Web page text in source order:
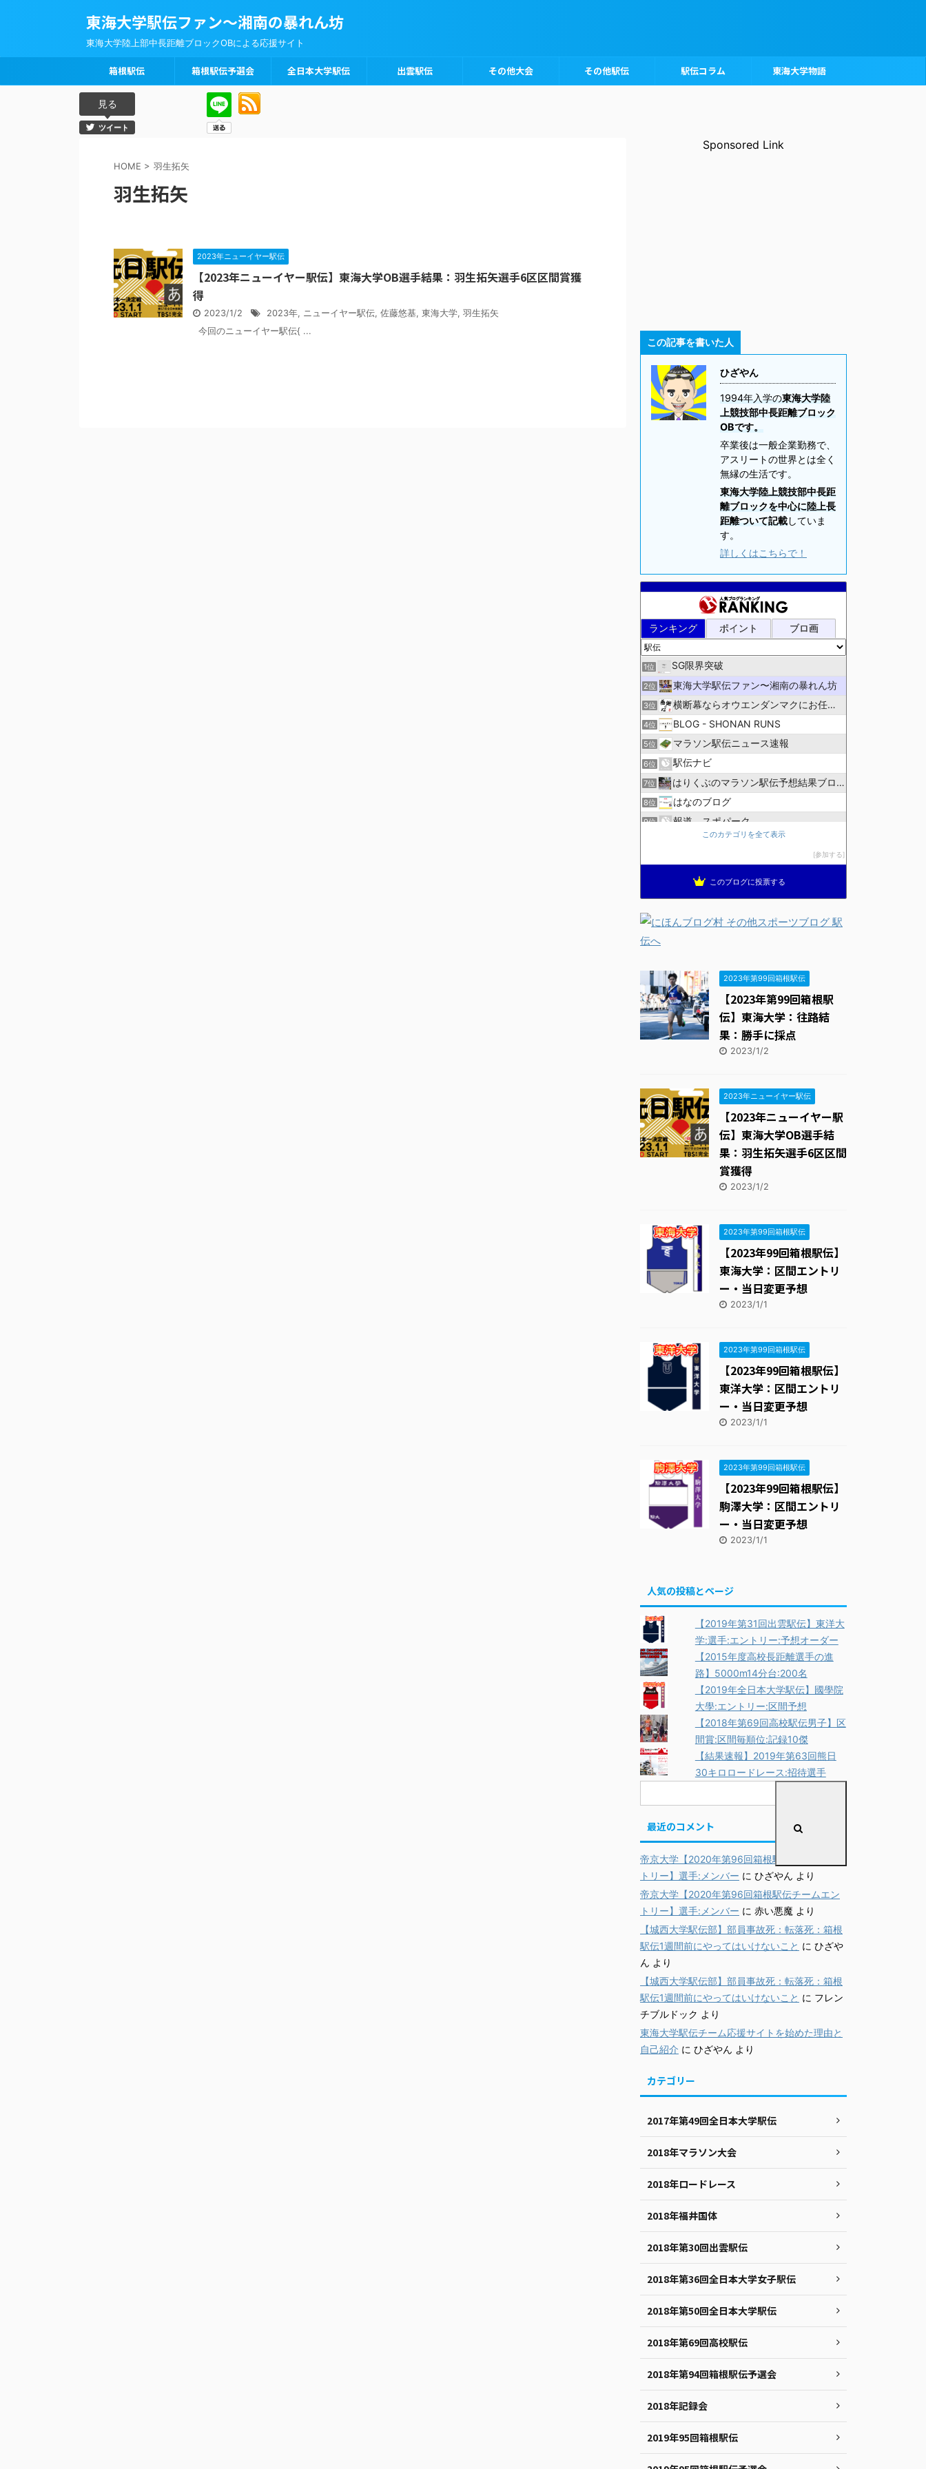
東海大学駅伝ファン～湘南の暴れん坊
東海大学陸上部中長距離ブロックOBによる応援サイト
箱根駅伝 箱根駅伝予選会 全日本大学駅伝 出雲駅伝 その他大会 その他駅伝 駅伝コラム 東海大学物語
見る
ツイート
HOME > 羽生拓矢
羽生拓矢
2023年ニューイヤー駅伝
【2023年ニューイヤー駅伝】東海大学OB選手結果：羽生拓矢選手6区区間賞獲
得
2023/1/2 2023年, ニューイヤー駅伝, 佐藤悠基, 東海大学, 羽生拓矢
今回のニューイヤー駅伝{ ...
Sponsored Link
この記事を書いた人
ひざやん
1994年入学の東海大学陸
上競技部中長距離ブロック
OBです。
卒業後は一般企業勤務で、
アスリートの世界とは全く
無縁の生活です。
東海大学陸上競技部中長距
離ブロックを中心に陸上長
距離ついて記載していま
す。
詳しくはこちらで！
ランキング ポイント ブロ画
1位 SG限界突破
2位 東海大学駅伝ファン〜湘南の暴れん坊
3位 横断幕ならオウエンダンマクにお任せ！
4位 BLOG - SHONAN RUNS
5位 マラソン駅伝ニュース速報
6位 駅伝ナビ
7位 はりくぶのマラソン駅伝予想結果ブログ
8位 はなのブログ
9位 報道 スポパーク
高校駅伝ファン
ほぼニートの資格取得日記（マラソン編）
13位 ブレインランナーズのマラソン日記
14位 全国高校駅伝速報
15位
このカテゴリを全て表示
参加する
このブログに投票する
2023年第99回箱根駅伝
【2023年第99回箱根駅
伝】東海大学：往路結
果：勝手に採点
2023/1/2
2023年ニューイヤー駅伝
【2023年ニューイヤー駅
伝】東海大学OB選手結
果：羽生拓矢選手6区区間
賞獲得
2023/1/2
2023年第99回箱根駅伝
【2023年99回箱根駅伝】
東海大学：区間エントリ
ー・当日変更予想
2023/1/1
2023年第99回箱根駅伝
【2023年99回箱根駅伝】
東洋大学：区間エントリ
ー・当日変更予想
2023/1/1
2023年第99回箱根駅伝
【2023年99回箱根駅伝】
駒澤大学：区間エントリ
ー・当日変更予想
2023/1/1
人気の投稿とページ
【2019年第31回出雲駅伝】東洋大
学:選手:エントリー:予想オーダー
【2015年度高校長距離選手の進
路】5000m14分台:200名
【2019年全日本大学駅伝】國學院
大學:エントリー:区間予想
【2018年第69回高校駅伝男子】区
間賞:区間毎順位:記録10傑
【結果速報】2019年第63回熊日
30キロロードレース:招待選手
最近のコメント
帝京大学【2020年第96回箱根駅伝チームエン
トリー】選手:メンバー に ひざやん より
帝京大学【2020年第96回箱根駅伝チームエン
トリー】選手:メンバー に 赤い悪魔 より
【城西大学駅伝部】部員事故死：転落死：箱根
駅伝1週間前にやってはいけないこと に ひざや
ん より
【城西大学駅伝部】部員事故死：転落死：箱根
駅伝1週間前にやってはいけないこと に フレン
チブルドック より
東海大学駅伝チーム応援サイトを始めた理由と
自己紹介 に ひざやん より
カテゴリー
2017年第49回全日本大学駅伝
2018年マラソン大会
2018年ロードレース
2018年福井国体
2018年第30回出雲駅伝
2018年第36回全日本大学女子駅伝
2018年第50回全日本大学駅伝
2018年第69回高校駅伝
2018年第94回箱根駅伝予選会
2018年記録会
2019年95回箱根駅伝